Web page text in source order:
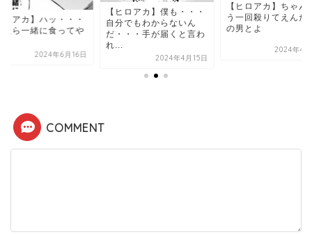
ロアカ】ハッ・・・
たら一緒に食ってや
2024年6月16日
【ヒロアカ】僕も・・・
自分でもわからないん
だ・・・手が届くと言わ
れ...
2024年4月15日
【ヒロアカ】ちゃん
う一回殺りてえんだ
の男とよ
2024年4
COMMENT